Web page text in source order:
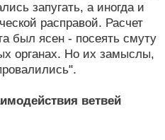
запугать, а иногда и
расправой. Расчет
был ясен - посеять смуту
органах. Но их замыслы,
ветвей